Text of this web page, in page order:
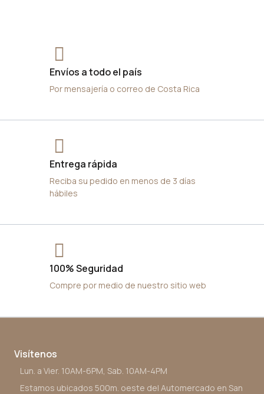
Envíos a todo el país
Por mensajería o correo de Costa Rica
Entrega rápida
Reciba su pedido en menos de 3 días
hábiles
100% Seguridad
Compre por medio de nuestro sitio web
Visítenos
Lun. a Vier. 10AM-6PM, Sab. 10AM-4PM
Estamos ubicados 500m. oeste del Automercado en San